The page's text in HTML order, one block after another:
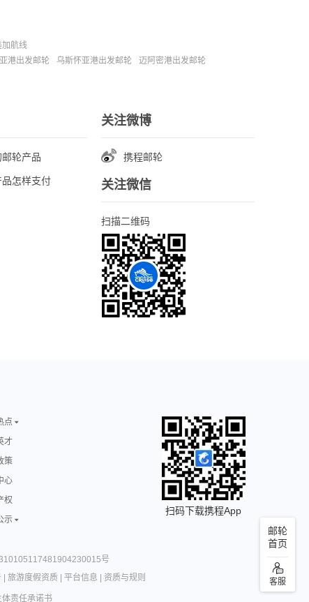
加航线
港出发邮轮 乌斯怀亚港出发邮轮
迈阿密港出发邮轮
轮产品
怎样支付
关注微博
携程邮轮
关注微信
扫描二维码
邮轮
首页
客服
点
才
策
心
权
示
扫码下载携程App
号
旅游度假资质| 平台信息 资质与规则
责任承诺书